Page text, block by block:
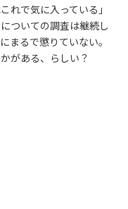
れで気に入っている」
ついての調査は継続し
まるで懲りていない。
がある、らしい？